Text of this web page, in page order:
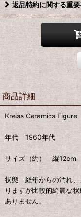
返品特約に関する重
商品詳細
Kreiss Ceramics Figure
年代 1960年代
サイズ（約） 縦
状態 経年からの汚れ、
りますが比較的綺麗な
ありません。